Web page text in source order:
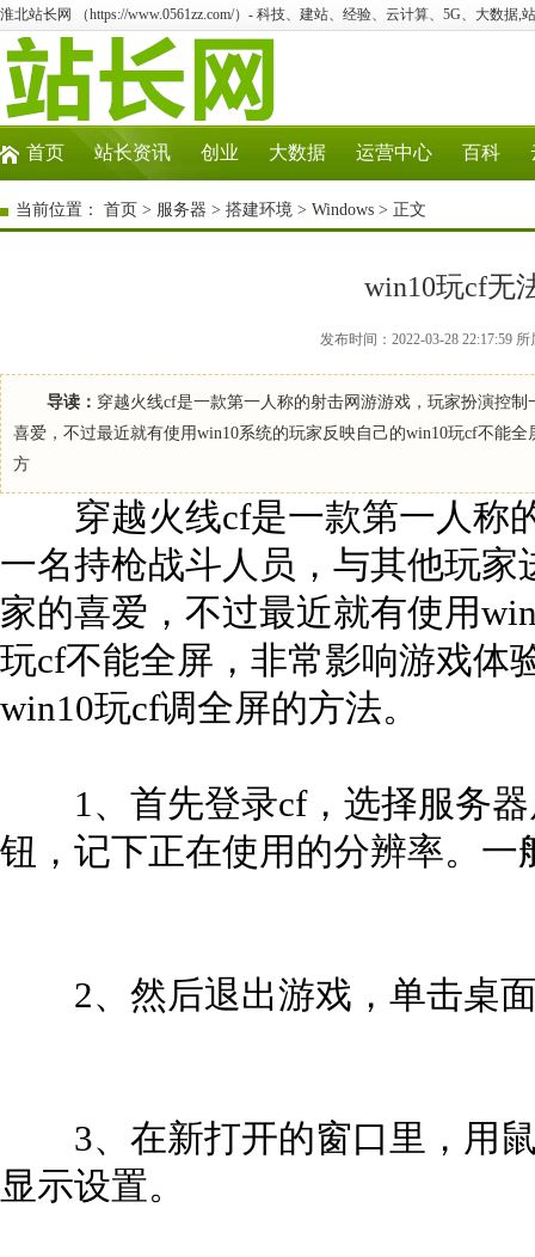
淮北站长网 （https://www.0561zz.com/）- 科技、建站、经验、云计算、5G、大数据,
首页 站长资讯 创业 大数据 运营中心 百科
当前位置： 首页 > 服务器 > 搭建环境 > Windows > 正文
win10玩cf无
发布时间：2022-03-28 22:17:59
导读： 穿越火线cf是一款第一人称的射击网游游戏，玩家扮演控
喜爱，不过最近就有使用win10系统的玩家反映自己的win10玩cf不能
方
穿越火线cf是一款第一人称
一名持枪战斗人员，与其他玩
家的喜爱，不过最近就有使用
玩cf不能全屏，非常影响游戏体
win10玩cf调全屏的方法。
1、首先登录cf，选择服务器
钮，记下正在使用的分辨率。一
2、然后退出游戏，单击桌面
3、在新打开的窗口里，用鼠
显示设置。